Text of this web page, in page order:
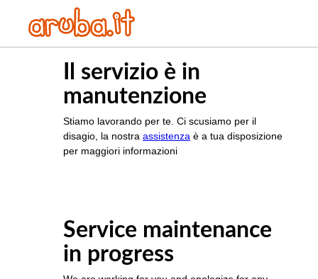
Il servizio è in
manutenzione
Stiamo lavorando per te. Ci scusiamo per il
disagio, la nostra assistenza è a tua disposizione
per maggiori informazioni
Service maintenance
in progress